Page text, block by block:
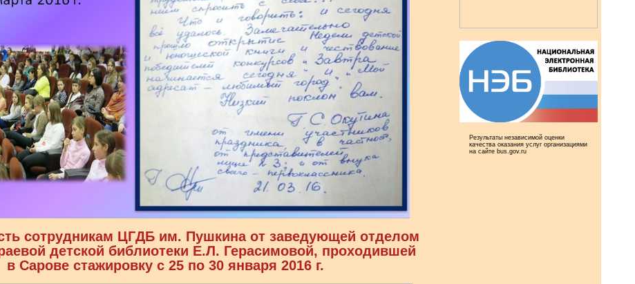
сотрудникам ЦГДБ им. Пушкина от заведующей отделом
детской библиотеки Е.Л. Герасимовой, проходившей
в Сарове стажировку с 25 по 30 января 2016 г.
Результаты независимой оценки
качества оказания услуг организациями
на сайте bus.gov.ru